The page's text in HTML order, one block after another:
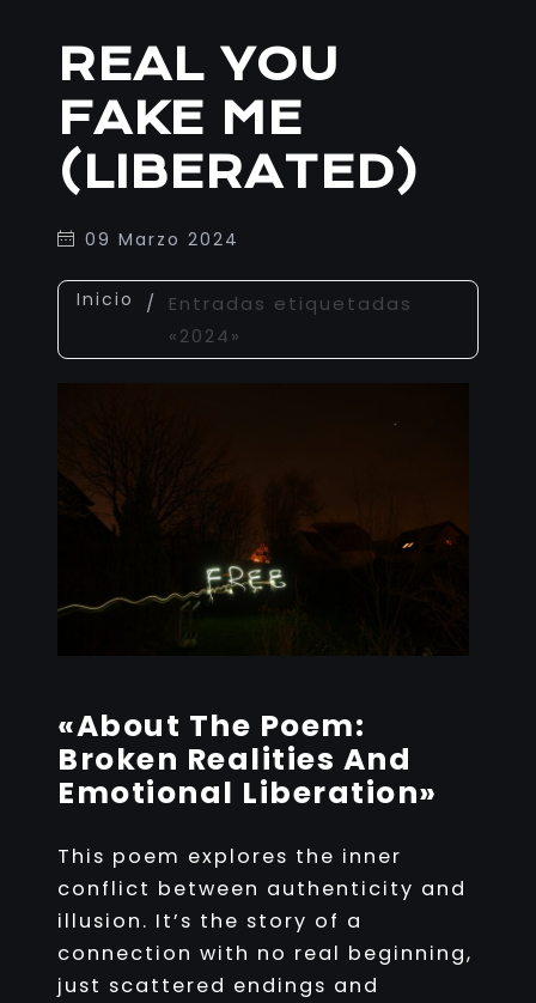
REAL YOU
FAKE ME
(LIBERATED)
09 Marzo 2024
Inicio /
Entradas etiquetadas
«2024»
«About The Poem:
Broken Realities And
Emotional Liberation»
This poem explores the inner
conflict between authenticity and
illusion. It’s the story of a
connection with no real beginning,
just scattered endings and